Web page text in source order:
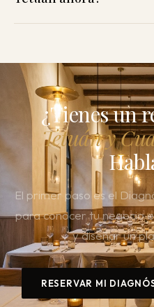
¿Tienes un
Tetuán y
El primer paso es el
para conocer tu negocio
y diseñar un
RESERVAR MI